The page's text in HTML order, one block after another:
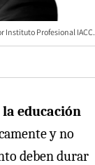
Instituto Profesional IACC.
educación
y no
deben durar